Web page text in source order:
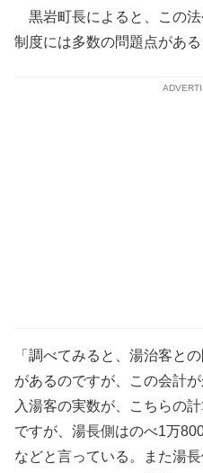
黒岩町長によると、この
制度には多数の問題点がある
「調べてみると、湯治客と
があるのですが、この会計
入湯客の実数が、こちらの
ですが、湯長側はのべ1万
などと言っている。また湯